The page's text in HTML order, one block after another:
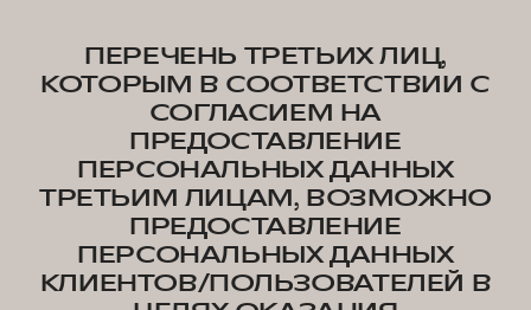
ПЕРЕЧЕНЬ ТРЕТЬИХ ЛИЦ,
КОТОРЫМ В СООТВЕТСТВИИ С
СОГЛАСИЕМ НА
ПРЕДОСТАВЛЕНИЕ
ПЕРСОНАЛЬНЫХ ДАННЫХ
ТРЕТЬИМ ЛИЦАМ, ВОЗМОЖНО
ПРЕДОСТАВЛЕНИЕ
ПЕРСОНАЛЬНЫХ ДАННЫХ
КЛИЕНТОВ/ПОЛЬЗОВАТЕЛЕЙ В